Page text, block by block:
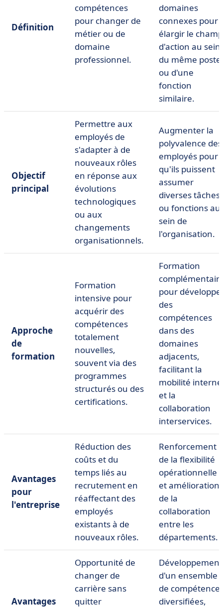
Définition
compétences
pour changer de
métier ou de
domaine
professionnel.
domaines
connexes pour
élargir le champ
d'action au sein
du même poste
ou d'une
fonction
similaire.
Objectif
principal
Permettre aux
employés de
s'adapter à de
nouveaux rôles
en réponse aux
évolutions
technologiques
ou aux
changements
organisationnels.
Augmenter la
polyvalence des
employés pour
qu'ils puissent
assumer
diverses tâches
ou fonctions au
sein de
l'organisation.
Approche
de
formation
Formation
intensive pour
acquérir des
compétences
totalement
nouvelles,
souvent via des
programmes
structurés ou des
certifications.
Formation
pour
des
compétences
dans des
domaines
adjacents,
facilitant la
mobilité interne
et la
collaboration
interservices.
Avantages
pour
l'entreprise
Réduction des
coûts et du
temps liés au
recrutement en
réaffectant des
employés
existants à de
nouveaux rôles.
Renforcement
de la flexibilité
opérationnelle
et amélioration
de la
collaboration
entre les
départements.
Avantages
Opportunité de
changer de
carrière sans
quitter
Développement
d'un ensemble
de
diversifiées,